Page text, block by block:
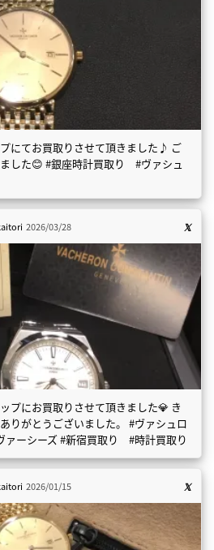
にてお買取りさせて頂きました♪ ご
した😊 #銀座時計買取り #ヴァシュ
2026/03/28
プにお買取りさせて頂きました💎 き
りがとうございました。 #ヴァシュロ
ーシーズ #新宿買取り #時計買取り
2026/01/15